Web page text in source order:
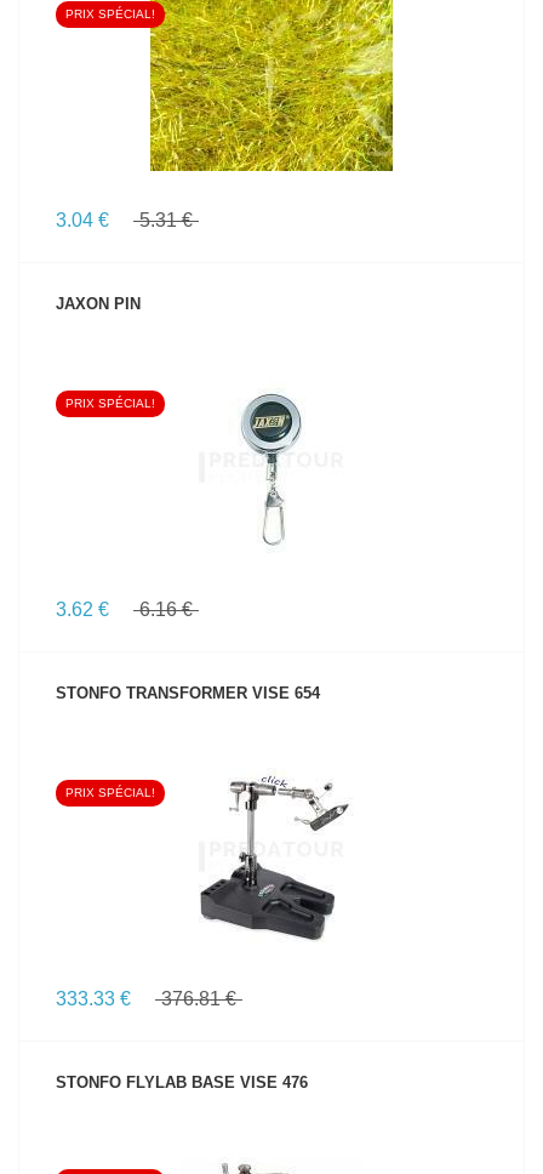
VOIR LE PRODUIT
PRIX SPÉCIAL!
3.04 € 5.31 €
JAXON PIN
VOIR LE PRODUIT
PRIX SPÉCIAL!
3.62 € 6.16 €
STONFO TRANSFORMER VISE 654
VOIR LE PRODUIT
PRIX SPÉCIAL!
333.33 € 376.81 €
STONFO FLYLAB BASE VISE 476